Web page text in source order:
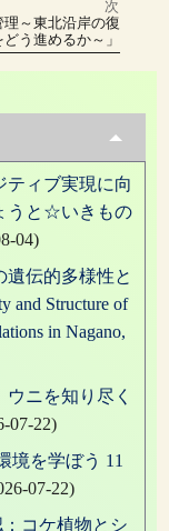
ー
次
～東北沿岸の復
どう進めるか～」
ティブ実現に向
うと☆いきもの
04)
伝的多様性と
and Structure of
in Nagano,
ニを知り尽く
07-22)
境を学ぼう 11
07-22)
コケ植物とシ